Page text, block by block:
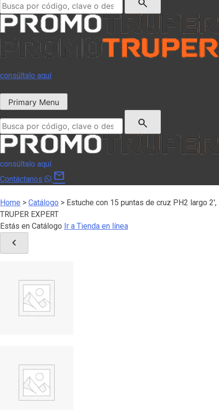
consúltalo aquí
Primary Menu
search
consúltalo aquí
Contáctanos
mail
Home > Catálogo > Estuche con 15 puntas de cruz PH2 largo 2′,
TRUPER EXPERT
Estás en Catálogo Ir a Tienda en línea
chevron_left